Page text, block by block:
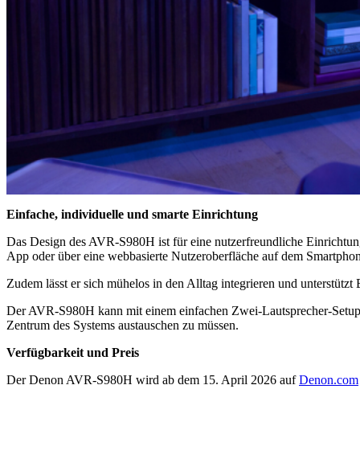
Einfache, individuelle und smarte Einrichtung
Das Design des AVR-S980H ist für eine nutzerfreundliche
App oder über eine webbasierte Nutzeroberfläche auf dem
Zudem lässt er sich mühelos in den Alltag integrieren und
Der AVR-S980H kann mit einem einfachen Zwei-Lautsprecher-
Zentrum des Systems austauschen zu müssen.
Verfügbarkeit und Preis
Der Denon AVR-S980H wird ab dem 15. April 2026 aufDenon.com